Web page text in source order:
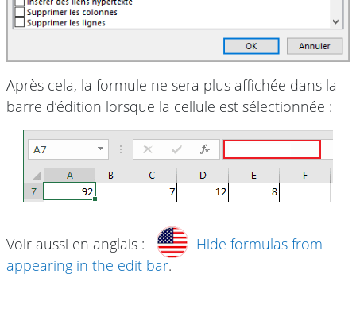
Après cela, la formule ne sera plus affichée dans la
barre d’édition lorsque la cellule est sélectionnée :
Voir aussi en anglais :
Hide formulas from
appearing in the edit bar.